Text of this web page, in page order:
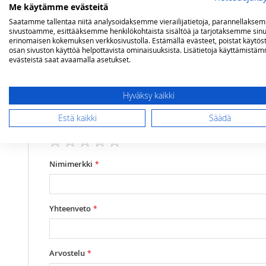
Lisätietoja
Lisätietoja
Mallit Genesi
Arvostelut
Arviosi
Rating
star
stars
stars
stars
stars
Nimimerkki
Yhteenveto
Arvostelu
Me käytämme evästeitä
Saatamme tallentaa niitä analysoidaksemme vierailijatietoja,
sivustoamme, esittääksemme henkilökohtaista sisältöä ja tarjotaksemme
erinomaisen kokemuksen verkkosivustolla. Estämällä evästeet, poistat
osan sivuston käyttöä helpottavista ominaisuuksista. Lisätietoja
evästeistä saat avaamalla asetukset.
Hyväksy kaikki
Estä kaikki Säädä